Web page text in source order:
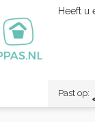
Heeft u
Past op: